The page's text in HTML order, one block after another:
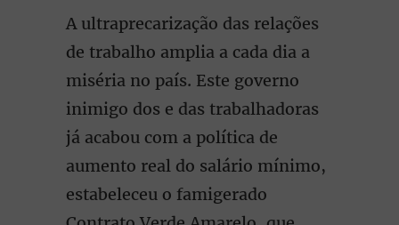
A ultraprecarização das relações
de trabalho amplia a cada dia a
miséria no país. Este governo
inimigo dos e das trabalhadoras
já acabou com a política de
aumento real do salário mínimo,
estabeleceu o famigerado